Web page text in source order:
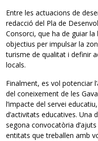
Entre les actuacions de
redacció del Pla de
Consorci, que ha de guiar la
objectius per impulsar la
turisme de qualitat i definir
locals.
Finalment, es vol potenciar
del coneixement de les
l’impacte del servei
d’activitats educatives. Una
segona convocatòria
entitats que treballen amb